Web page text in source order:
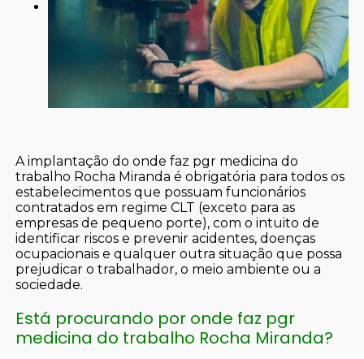
A implantação do onde faz pgr medicina do
trabalho Rocha Miranda é obrigatória para todos os
estabelecimentos que possuam funcionários
contratados em regime CLT (exceto para as
empresas de pequeno porte), com o intuito de
identificar riscos e prevenir acidentes, doenças
ocupacionais e qualquer outra situação que possa
prejudicar o trabalhador, o meio ambiente ou a
sociedade.
Está procurando por onde faz pgr
medicina do trabalho Rocha Miranda?